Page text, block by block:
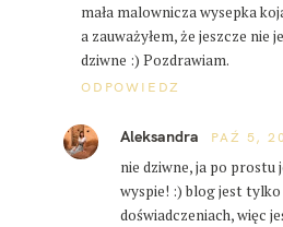
mała malownicza wysepka
a zauważyłem, że jeszcze nie
dziwne :) Pozdrawiam.
ODPOWIEDZ
Aleksandra PAŹ 5,
nie dziwne, ja po prostu
wyspie! :) blog jest
doświadczeniach, więc